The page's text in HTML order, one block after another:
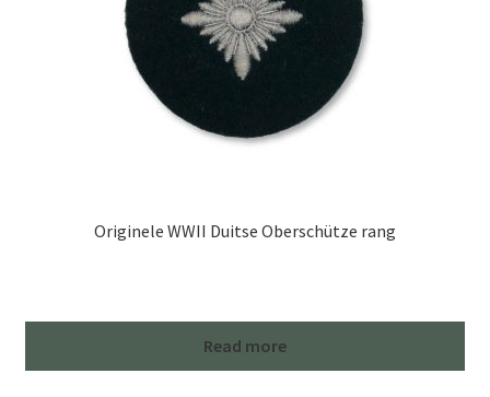
Originele WWII Duitse Oberschütze rang
Read more